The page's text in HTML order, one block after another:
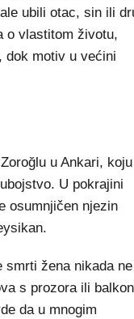
ubili otac, sin ili
o vlastitom životu,
dok motiv u većini
u Ankari,
U pokrajini
osumnjičen njezin
smrti žena nikada ne
s prozora ili
da u mnogim